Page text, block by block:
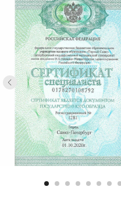
помогу понять, могут ли
Бесплатная